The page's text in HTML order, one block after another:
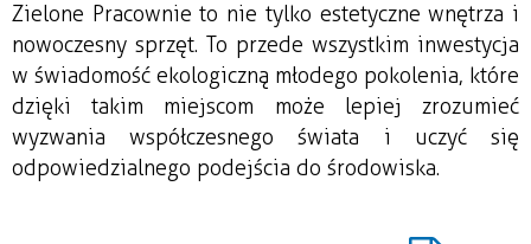
Zielone Pracownie to nie tylko estetyczne wnętrza i
nowoczesny sprzęt. To przede wszystkim inwestycja
w świadomość ekologiczną młodego pokolenia, które
dzięki takim miejscom może lepiej zrozumieć
wyzwania współczesnego świata i uczyć się
odpowiedzialnego podejścia do środowiska.